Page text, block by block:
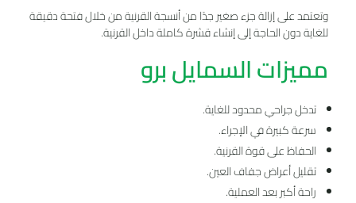
وتعتمد على إزالة جزء صغير جدًا من أنسجة القرنية من خلال فتحة دقيقة
للغاية دون الحاجة إلى إنشاء قشرة كاملة داخل القرنية.
مميزات السمايل برو
تدخل جراحي محدود للغاية.
سرعة كبيرة في الإجراء.
الحفاظ على قوة القرنية.
تقليل أعراض جفاف العين.
راحة أكبر بعد العملية.